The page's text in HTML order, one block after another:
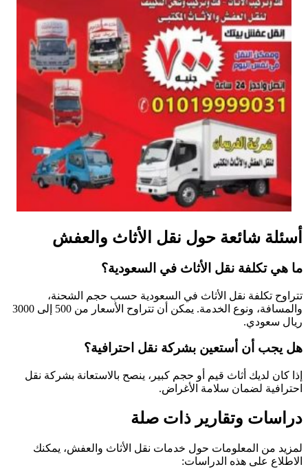
أسئلة شائعة حول نقل الأثاث والعفش
ما هي تكلفة نقل الأثاث في السعودية؟
تتراوح تكلفة نقل الأثاث في السعودية حسب حجم الشحنة،
والمسافة، ونوع الخدمة. يمكن أن تتراوح الأسعار من 500 إلى 3000
ريال سعودي.
هل يجب أن أستعين بشركة نقل احترافية؟
إذا كان لديك أثاث قيم أو حجم كبير، ينصح بالاستعانة بشركة نقل
احترافية لضمان سلامة الأغراض.
دراسات وتقارير ذات صلة
لمزيد من المعلومات حول خدمات نقل الأثاث والعفش، يمكنك
الاطلاع على هذه الدراسات: